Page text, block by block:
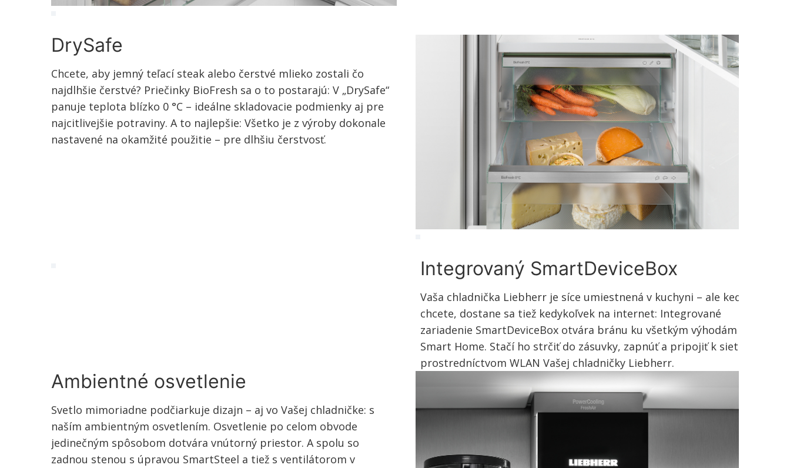
DrySafe
Chcete, aby jemný teľací steak alebo čerstvé mlieko zostali čo
najdlhšie čerstvé? Priečinky BioFresh sa o to postarajú: V „DrySafe“
panuje teplota blízko 0 °C – ideálne skladovacie podmienky aj pre
najcitlivejšie potraviny. A to najlepšie: Všetko je z výroby dokonale
nastavené na okamžité použitie – pre dlhšiu čerstvosť.
Integrovaný SmartDeviceBox
Vaša chladnička Liebherr je síce umiestnená v kuchyni – ale keď
chcete, dostane sa tiež kedykoľvek na internet: Integrované
zariadenie SmartDeviceBox otvára bránu ku všetkým výhodám
Smart Home. Stačí ho strčiť do zásuvky, zapnúť a pripojiť k sieti
prostredníctvom WLAN Vašej chladničky Liebherr.
Ambientné osvetlenie
Svetlo mimoriadne podčiarkuje dizajn – aj vo Vašej chladničke: s
naším ambientným osvetlením. Osvetlenie po celom obvode
jedinečným spôsobom dotvára vnútorný priestor. A spolu so
zadnou stenou s úpravou SmartSteel a tiež s ventilátorom v